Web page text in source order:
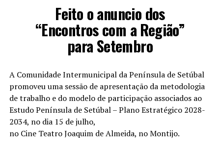
Feito o anuncio dos
“Encontros com a Região”
para Setembro
A Comunidade Intermunicipal da Península de Setúbal
promoveu uma sessão de apresentação da metodologia
de trabalho e do modelo de participação associados ao
Estudo Península de Setúbal – Plano Estratégico 2028-
2034, no dia 15 de julho,
no Cine Teatro Joaquim de Almeida, no Montijo.